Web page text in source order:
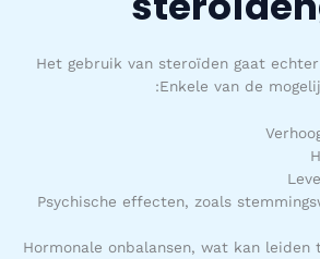
Het gebruik van steroïden gaat
Enkele van de
Psychische effecten, zoals
Hormonale onbalansen, wat kan